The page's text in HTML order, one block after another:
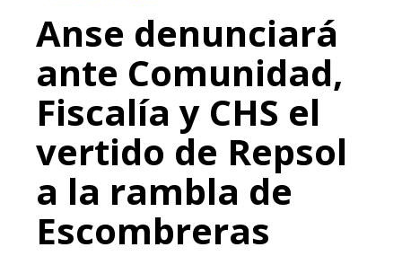
Anse denunciará
ante Comunidad,
Fiscalía y CHS el
vertido de Repsol
a la rambla de
Escombreras